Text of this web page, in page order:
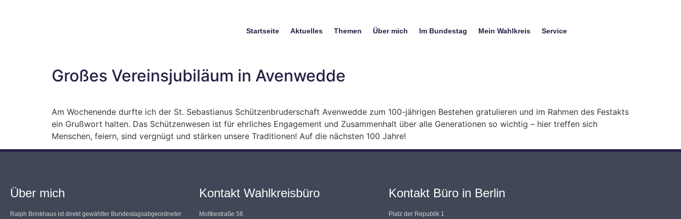
Startseite Aktuelles Themen Über mich Im Bundestag Mein Wahlkreis Service
Großes Vereinsjubiläum in Avenwedde
Am Wochenende durfte ich der St. Sebastianus Schützenbruderschaft Avenwedde zum 100-jährigen Bestehen gratulieren und im Rahmen des Festakts
ein Grußwort halten. Das Schützenwesen ist für ehrliches Engagement und Zusammenhalt über alle Generationen so wichtig – hier treffen sich
Menschen, feiern, sind vergnügt und stärken unsere Traditionen! Auf die nächsten 100 Jahre!
Über mich
Ralph Brinkhaus ist direkt gewählter Bundestagsabgeordneter
Kontakt Wahlkreisbüro
Moltkestraße 56
Kontakt Büro in Berlin
Platz der Republik 1